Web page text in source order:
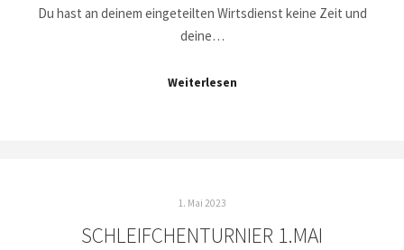
Du hast an deinem eingeteilten Wirtsdienst keine Zeit und
deine…
Weiterlesen
1. Mai 2023
SCHLEIFCHENTURNIER 1.MAI